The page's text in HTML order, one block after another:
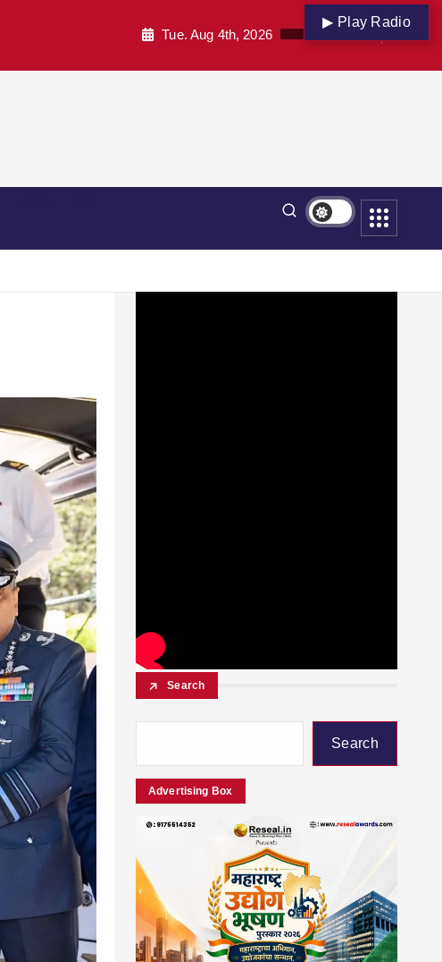
▶ Play Radio
Tue. Aug 4th, 2026
Search
Search
Advertising Box